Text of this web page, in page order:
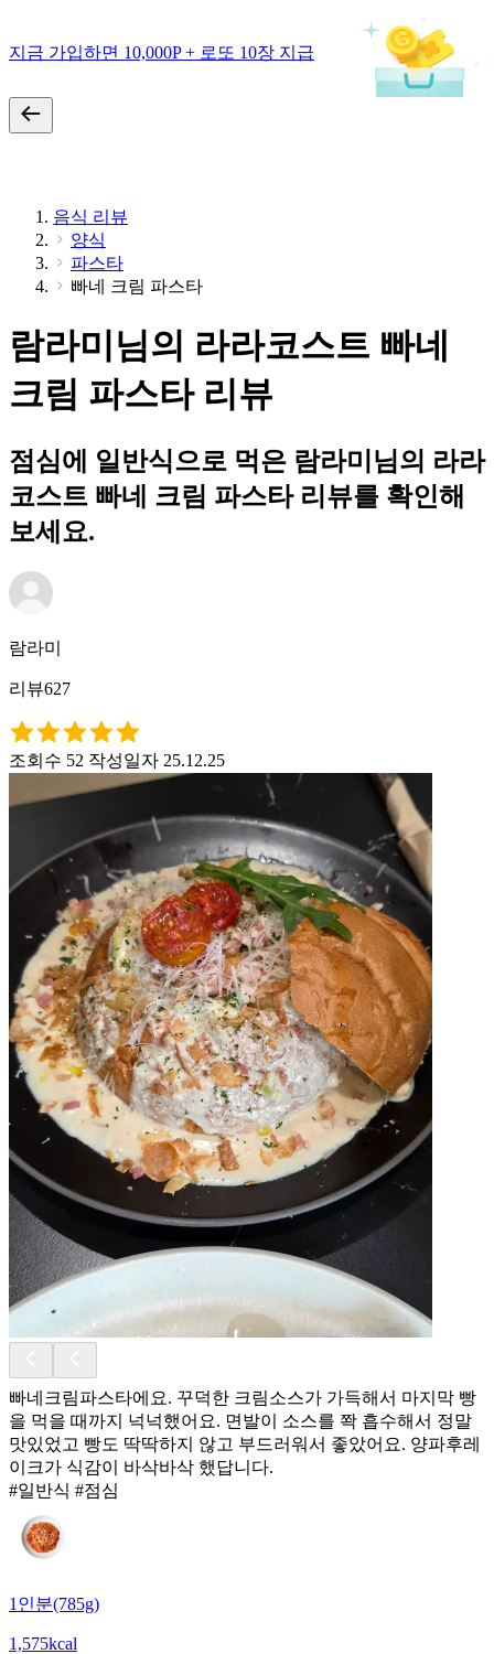
지금 가입하면 10,000P + 로또 10장 지급
음식 리뷰
양식
파스타
빠네 크림 파스타
람라미님의 라라코스트 빠네
크림 파스타 리뷰
점심에 일반식으로 먹은 람라미님의 라라
코스트 빠네 크림 파스타 리뷰를 확인해
보세요.
람라미
리뷰627
조회수 52 작성일자 25.12.25
빠네크림파스타에요. 꾸덕한 크림소스가 가득해서 마지막 빵
을 먹을 때까지 넉넉했어요. 면발이 소스를 쫙 흡수해서 정말
맛있었고 빵도 딱딱하지 않고 부드러워서 좋았어요. 양파후레
이크가 식감이 바삭바삭 했답니다.
#일반식 #점심
1인분(785g)
1,575kcal